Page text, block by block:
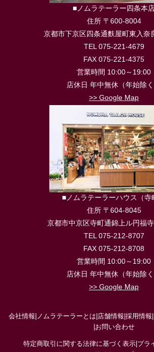
■ノムラテーラー四条本
住所 〒600-8004
京都市下京区四条通麩屋町東入奈
TEL 075-221-4679
FAX 075-221-4375
営業時間 10:00～19:00
店休日 年中無休（年始除く
>> Google Map
■ノムラテーラーハウス（寺
住所 〒604-8045
京都市中京区寺町通錦上ル円福
TEL 075-212-8707
FAX 075-212-8708
営業時間 10:00～19:00
店休日 年中無休（年始除く
>> Google Map
会社情報 ノムラテーラーとは 店舗情報 採用情報
お問い合わせ
特定商取引に関する法律に基づく表示| プラ